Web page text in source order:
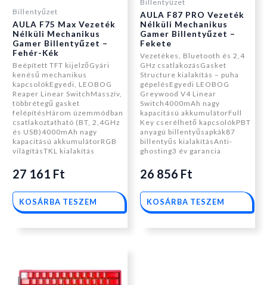
Billentyűzet
AULA F75 Max Vezeték
Nélküli Mechanikus
Gamer Billentyűzet –
Fehér-Kék
Beépített TFT kijelzőGyári
kenésű mechanikus
kapcsolókEgyedi, LEOBOG
Reaper Linear SwitchMasszív,
többrétegű gasket
felépítésHárom üzemmódban
csatlakoztatható (BT, 2,4GHz
és USB)4000mAh nagy
kapacitású akkumulátorRGB
világításTKL kialakítás
27 161 Ft
KOSÁRBA TESZEM
Billentyűzet
AULA F87 PRO Vezeték
Nélküli Mechanikus
Gamer Billentyűzet –
Fekete
Vezetékes, Bluetooth és 2,4
GHz csatlakozásGasket
Structure kialakítás – puha
gépelésEgyedi LEOBOG
Greywood V4 Linear
Switch4000mAh nagy
kapacitású akkumulátorFull
Key cserélhető kapcsolókPBT
anyagú billentyűsapkák87
billentyűs kialakításAnti-
ghosting3 év garancia
26 856 Ft
KOSÁRBA TESZEM